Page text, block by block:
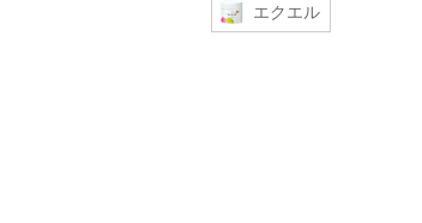
エクエル